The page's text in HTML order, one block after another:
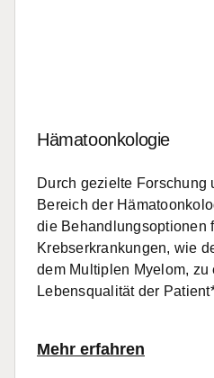
Hämatoonkologie
Durch gezielte Forschung
Bereich der
die Behandlungsoptionen
Krebserkrankungen, wie
dem Multiplen Myelom, zu
Lebensqualität der
Mehr erfahren